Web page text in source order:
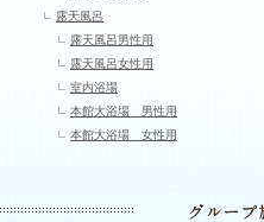
露天風呂
露天風呂男性用
露天風呂女性用
室内浴場
本館大浴場 男性用
本館大浴場 女性用